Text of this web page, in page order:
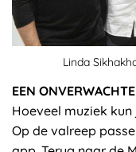
Linda
EEN
Hoeveel muziek
Op de valreep